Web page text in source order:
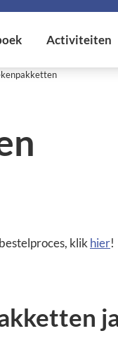
klikhier!